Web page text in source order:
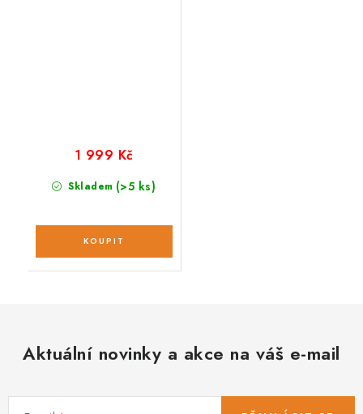
Skladem (>5 ks)
1 999 Kč
Aktuální novinky a akce na váš e-mail